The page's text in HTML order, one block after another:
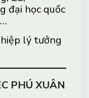
đại học quốc
lý tưởng
PHÚ XUÂN